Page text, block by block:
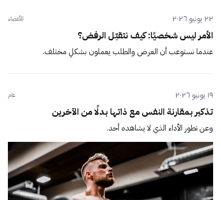
٢٢ يونيو ٢٠٢٦ للأعضاء
الأمر ليس شخصيًا: كيف نتقبّل الرفض؟
عندما نستوعب أن العرض والطلب يعملون بشكلٍ مختلف.
١٩ يونيو ٢٠٢٦ عام
تذكير بمقارنة النفس مع ذاتها بدلًا من الآخرين
وعن تطور الأداء الذي لا يشاهده أحد.